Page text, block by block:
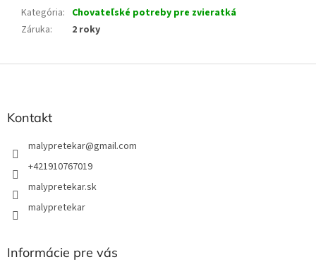
Kategória: Chovateľské potreby pre zvieratká
Záruka: 2 roky
Z
Kontakt
malypretekar@gmail.com
+421910767019
malypretekar.sk
malypretekar
Informácie pre vás